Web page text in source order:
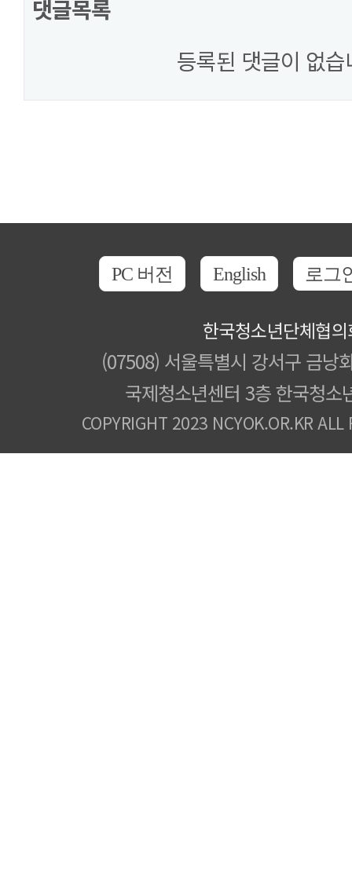
댓글목록
등록된 댓글이 없습
PC 버전 English 로그
한국청소년단체협
(07508) 서울특별시 강서구 금낭
국제청소년센터 3층 한국청소
COPYRIGHT 2023 NCYOK.OR.KR ALL